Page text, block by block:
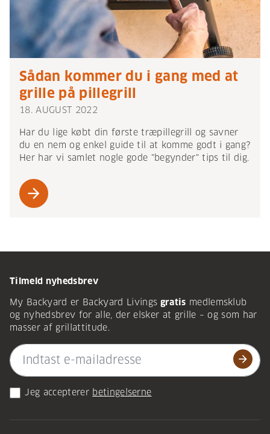
Sådan kommer du i gang med at
grille på pillegrill
18. AUGUST 2022
Har du lige købt din første træpillegrill og savner
du en nem og enkel guide til at komme godt i gang?
Her har vi samlet nogle gode "begynder" tips til dig.
arrow_forward
Tilmeld nyhedsbrev
My Backyard er Backyard Livings gratis medlemsklub
og nyhedsbrev for alle, der elsker at grille – og som har
masser af grillattitude.
arrow_forward
Jeg accepterer betingelserne